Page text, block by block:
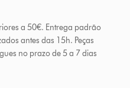
a 50€. Entrega padrão
antes das 15h. Peças
no prazo de 5 a 7 dias